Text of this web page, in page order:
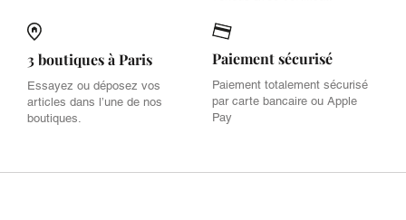
3 boutiques à Paris
Essayez ou déposez vos
articles dans l’une de nos
boutiques.
Paiement sécurisé
Paiement totalement sécurisé
par carte bancaire ou Apple
Pay